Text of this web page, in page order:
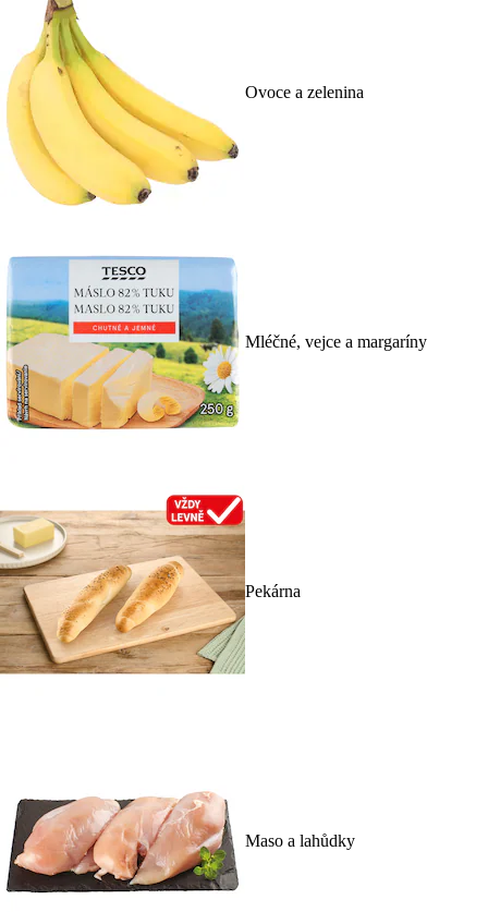
Ovoce a zelenina
Mléčné, vejce a margaríny
Pekárna
Maso a lahůdky